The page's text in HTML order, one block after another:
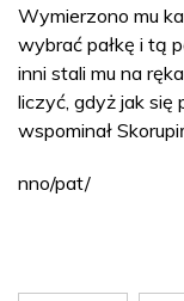
Wymierzono mu
wybrać pałkę i tą
inni stali mu na
liczyć, gdyż jak się
wspominał
nno/pat/